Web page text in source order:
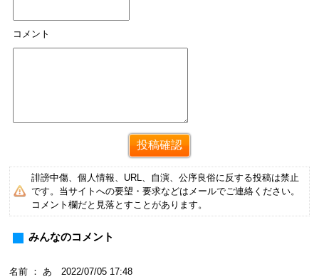
コメント
誹謗中傷、個人情報、URL、自演、公序良俗に反する投稿は禁止
です。当サイトへの要望・要求などはメールでご連絡ください。
コメント欄だと見落とすことがあります。
みんなのコメント
名前 ： あ 2022/07/05 17:48